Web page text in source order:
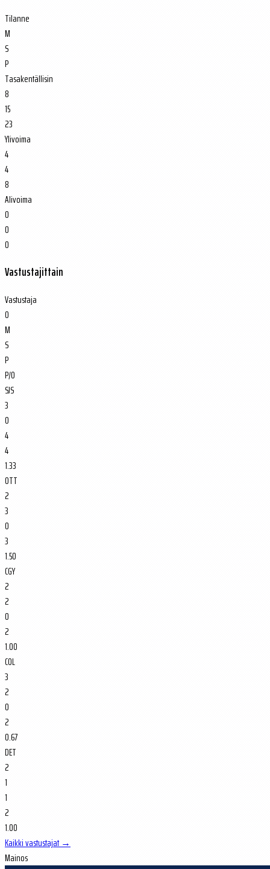
Tilanne
M
S
P
Tasakentällisin
8
15
23
Ylivoima
4
4
8
Alivoima
0
0
0
Vastustajittain
Vastustaja
O
M
S
P
P/O
SJS
3
0
4
4
1.33
OTT
2
3
0
3
1.50
CGY
2
2
0
2
1.00
COL
3
2
0
2
0.67
DET
2
1
1
2
1.00
Kaikki vastustajat →
Mainos